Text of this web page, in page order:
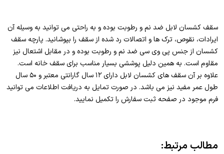
سقف کشسان لابل ضد نم و رطوبت بوده و به راحتی می توانید به وسیله آن
ایرادات، نقوص، ترک ها و اتصالات رد شده از سقف را بپوشانید. پارچه سقف
کشسان از جنس پی وی سی ضد نم و رطوبت بوده و در مقابل اشتعال نیز
مقاوم است. به همین دلیل پوششی بسیار مناسب برای سقف خانه است.
علاوه بر آن سقف های کشسان لابل دارای ۱۲ سال گارانتی معتبر و ۵۰ سال
طول عمر مفید نیز می باشد. در صورت تمایل به دریافت اطلاعات می توانید
فرم موجود در صفحه ثبت سفارش را تکمیل نمایید.
مطالب مرتبط: